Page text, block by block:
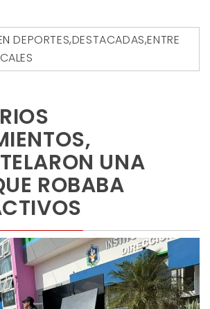
DEPORTES,DESTACADAS,ENTRE
UNA
ROBABA